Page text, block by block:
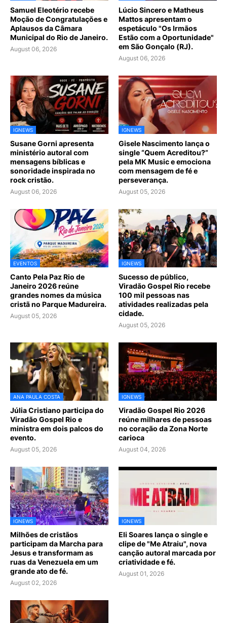
Samuel Eleotério recebe
Moção de Congratulações e
Aplausos da Câmara
Municipal do Rio de Janeiro.
August 06, 2026
Lúcio Sincero e Matheus
Mattos apresentam o
espetáculo "Os Irmãos
Estão com a Oportunidade"
em São Gonçalo (RJ).
August 06, 2026
IGNEWS
Susane Gorni apresenta
ministério autoral com
mensagens bíblicas e
sonoridade inspirada no
rock cristão.
August 06, 2026
IGNEWS
Gisele Nascimento lança o
single “Quem Acreditou?”
pela MK Music e emociona
com mensagem de fé e
perseverança.
August 05, 2026
EVENTOS
Canto Pela Paz Rio de
Janeiro 2026 reúne
grandes nomes da música
cristã no Parque Madureira.
August 05, 2026
IGNEWS
Sucesso de público,
Viradão Gospel Rio recebe
100 mil pessoas nas
atividades realizadas pela
cidade.
August 05, 2026
ANA PAULA COSTA
Júlia Cristiano participa do
Viradão Gospel Rio e
ministra em dois palcos do
evento.
August 05, 2026
IGNEWS
Viradão Gospel Rio 2026
reúne milhares de pessoas
no coração da Zona Norte
carioca
August 04, 2026
IGNEWS
Milhões de cristãos
participam da Marcha para
Jesus e transformam as
ruas da Venezuela em um
grande ato de fé.
August 02, 2026
IGNEWS
Eli Soares lança o single e
clipe de "Me Atraiu", nova
canção autoral marcada por
criatividade e fé.
August 01, 2026